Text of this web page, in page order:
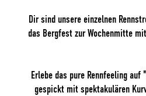
Dir sind unsere einzelnen
das Bergfest zur Wochenmitte
Erlebe das pure Rennfeeling auf
gespickt mit spektakulären